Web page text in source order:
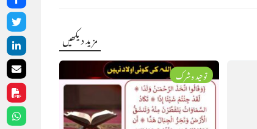
مزید دیکھیں
توحید وشرک